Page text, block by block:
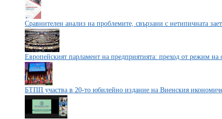
Сравнителен анализ на проблемите, свързани с нетипичната
Европейският парламент на предприятията: преход от режим на
БТПП участва в 20-то юбилейно издание на Виенския